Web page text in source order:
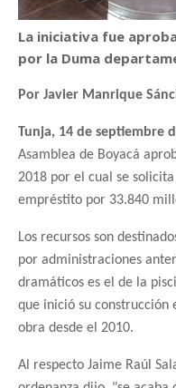
La iniciativa fue
por la Duma
Por Javier Manrique
Tunja, 14 de septiembre
Asamblea de Boyacá
2018 por el cual se
empréstito por 33.840
Los recursos son
por administraciones
dramáticos es el de la
que inició su construcción
obra desde el 2010.
Al respecto Jaime Raúl